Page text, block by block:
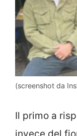
(screenshot da
Il primo a
invece del